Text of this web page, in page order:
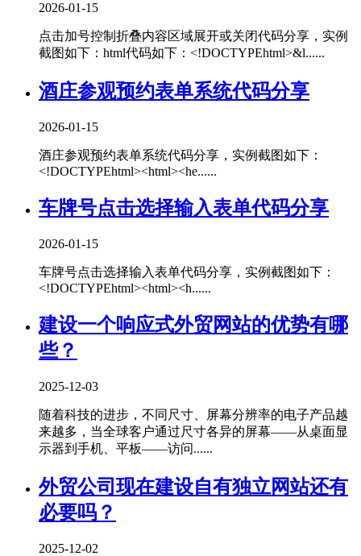
2026-01-15
点击加号控制折叠内容区域展开或关闭代码分享，实例
截图如下：html代码如下：<!DOCTYPEhtml>&l......
酒庄参观预约表单系统代码分享
2026-01-15
酒庄参观预约表单系统代码分享，实例截图如下：
<!DOCTYPEhtml><html><he......
车牌号点击选择输入表单代码分享
2026-01-15
车牌号点击选择输入表单代码分享，实例截图如下：
<!DOCTYPEhtml><html><h......
建设一个响应式外贸网站的优势有哪
些？
2025-12-03
随着科技的进步，不同尺寸、屏幕分辨率的电子产品越
来越多，当全球客户通过尺寸各异的屏幕——从桌面显
示器到手机、平板——访问......
外贸公司现在建设自有独立网站还有
必要吗？
2025-12-02